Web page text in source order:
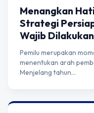
Menangkan
Strategi
Wajib
Pemilu merupakan
menentukan arah
Menjelang tahun…